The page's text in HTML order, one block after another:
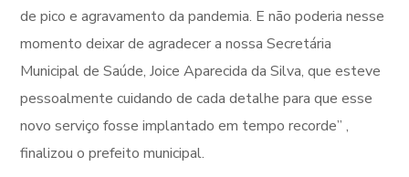
de pico e agravamento da pandemia. E não poderia nesse
momento deixar de agradecer a nossa Secretária
Municipal de Saúde, Joice Aparecida da Silva, que esteve
pessoalmente cuidando de cada detalhe para que esse
novo serviço fosse implantado em tempo recorde” ,
finalizou o prefeito municipal.